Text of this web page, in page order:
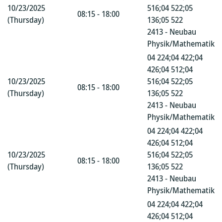
10/23/2025
(Thursday)
08:15 - 18:00
516;04 522;05
136;05 522
2413 - Neubau
Physik/Mathematik
10/23/2025
(Thursday)
08:15 - 18:00
04 224;04 422;04
426;04 512;04
516;04 522;05
136;05 522
2413 - Neubau
Physik/Mathematik
10/23/2025
(Thursday)
08:15 - 18:00
04 224;04 422;04
426;04 512;04
516;04 522;05
136;05 522
2413 - Neubau
Physik/Mathematik
04 224;04 422;04
426;04 512;04